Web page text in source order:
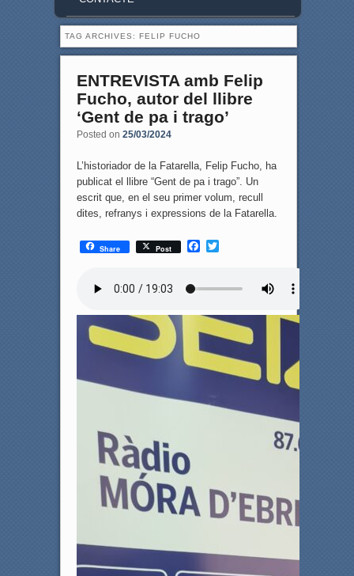
TAG ARCHIVES: FELIP FUCHO
ENTREVISTA amb Felip
Fucho, autor del llibre
‘Gent de pa i trago’
Posted on 25/03/2024
L’historiador de la Fatarella, Felip Fucho, ha
publicat el llibre “Gent de pa i trago”. Un
escrit que, en el seu primer volum, recull
dites, refranys i expressions de la Fatarella.
Share Post
F
o
k
T
r